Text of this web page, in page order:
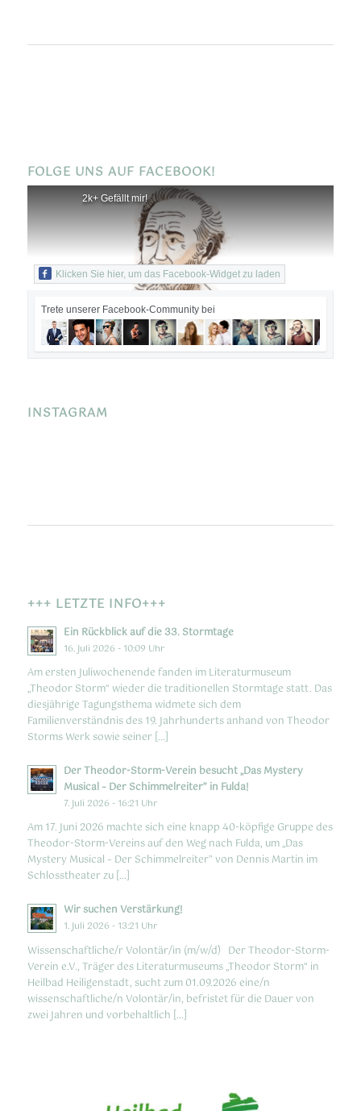
FOLGE UNS AUF FACEBOOK!
2k+ Gefällt mir!
Klicken Sie hier, um das Facebook-Widget zu laden
Trete unserer Facebook-Community bei
INSTAGRAM
+++ LETZTE INFO+++
Ein Rückblick auf die 33. Stormtage
16. Juli 2026 - 10:09 Uhr
Am ersten Juliwochenende fanden im Literaturmuseum
„Theodor Storm“ wieder die traditionellen Stormtage statt. Das
diesjährige Tagungsthema widmete sich dem
Familienverständnis des 19. Jahrhunderts anhand von Theodor
Storms Werk sowie seiner […]
Der Theodor-Storm-Verein besucht „Das Mystery
Musical – Der Schimmelreiter” in Fulda!
7. Juli 2026 - 16:21 Uhr
Am 17. Juni 2026 machte sich eine knapp 40-köpfige Gruppe des
Theodor-Storm-Vereins auf den Weg nach Fulda, um „Das
Mystery Musical – Der Schimmelreiter” von Dennis Martin im
Schlosstheater zu […]
Wir suchen Verstärkung!
1. Juli 2026 - 13:21 Uhr
Wissenschaftliche/r Volontär/in (m/w/d) Der Theodor-Storm-
Verein e.V., Träger des Literaturmuseums „Theodor Storm“ in
Heilbad Heiligenstadt, sucht zum 01.09.2026 eine/n
wissenschaftliche/n Volontär/in, befristet für die Dauer von
zwei Jahren und vorbehaltlich […]